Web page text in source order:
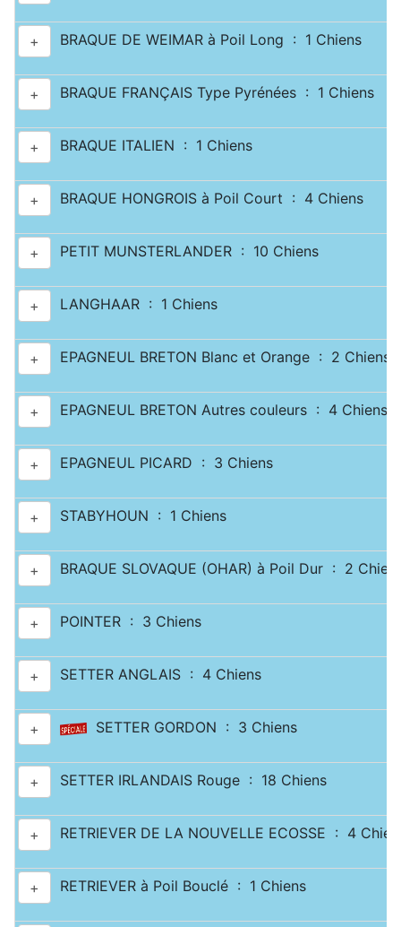
+ BRAQUE DE WEIMAR à Poil Long : 1 Chiens
+ BRAQUE FRANÇAIS Type Pyrénées : 1 Chiens
+ BRAQUE ITALIEN : 1 Chiens
+ BRAQUE HONGROIS à Poil Court : 4 Chiens
+ PETIT MUNSTERLANDER : 10 Chiens
+ LANGHAAR : 1 Chiens
+ EPAGNEUL BRETON Blanc et Orange : 2 Chiens
+ EPAGNEUL BRETON Autres couleurs : 4 Chiens
+ EPAGNEUL PICARD : 3 Chiens
+ STABYHOUN : 1 Chiens
+ BRAQUE SLOVAQUE (OHAR) à Poil Dur : 2
+ POINTER : 3 Chiens
+ SETTER ANGLAIS : 4 Chiens
+ SETTER GORDON : 3 Chiens
+ SETTER IRLANDAIS Rouge : 18 Chiens
+ RETRIEVER DE LA NOUVELLE ECOSSE : 4
+ RETRIEVER à Poil Bouclé : 1 Chiens